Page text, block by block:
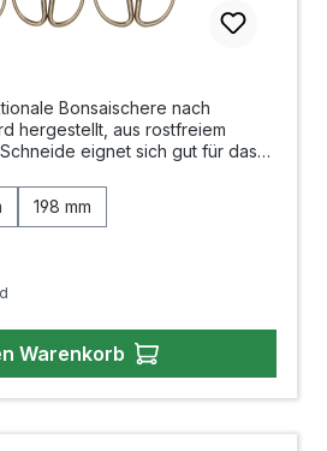
Bonsaischere nach
hergestellt, aus rostfreiem
eignet sich gut für das
geschliffenen Schneiden
Scheren einen sauberen, glatten
ist der Druck auf die
Justierung einstellbar. Länge:
198mm Länge
72g 114g
Hergestellt in China
198 mm
Warenkorb